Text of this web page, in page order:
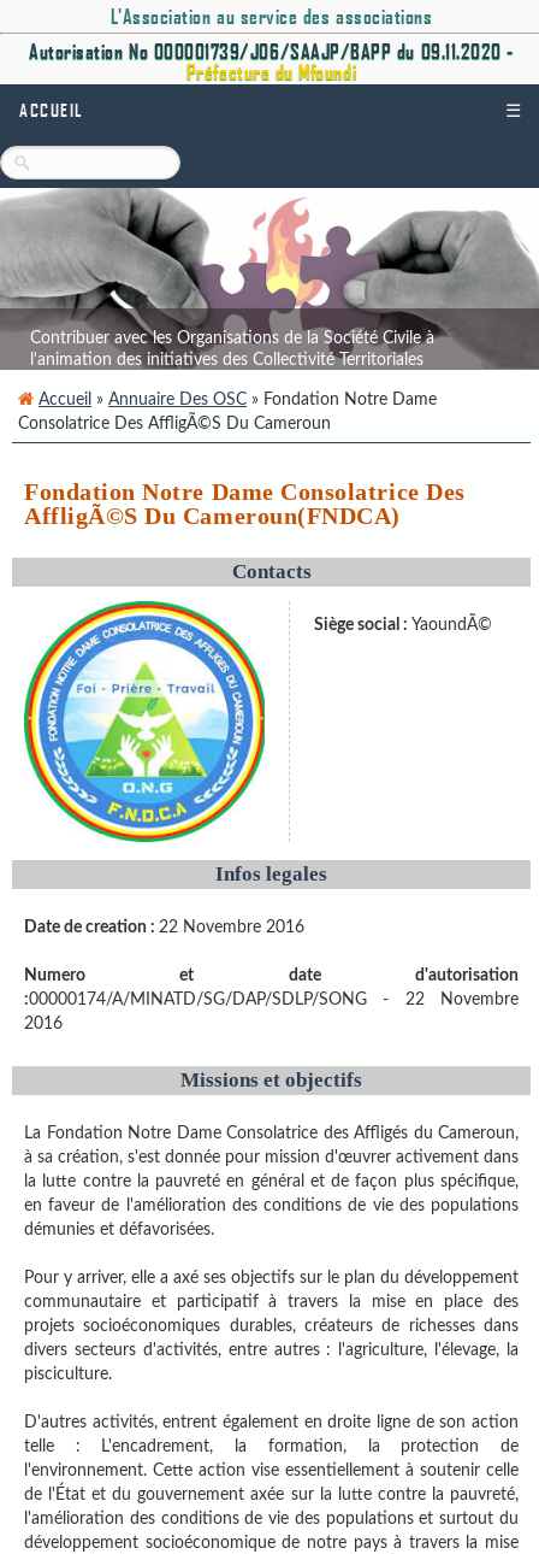
L'Association au service des associations
Autorisation No 000001739/J06/SAAJP/BAPP du 09.11.2020 -
Préfecture du Mfoundi
ACCUEIL ☰
Contribuer avec les Organisations de la Société Civile à
l'animation des initiatives des Collectivité Territoriales
Accueil » Annuaire Des OSC » Fondation Notre Dame
Consolatrice Des AffligÃ©s Du Cameroun
Fondation Notre Dame Consolatrice Des
AffligÃ©s Du Cameroun(FNDCA)
Contacts
Siège social : YaoundÃ©
Infos legales
Date de creation : 22 Novembre 2016
Numero et date d'autorisation
:00000174/A/MINATD/SG/DAP/SDLP/SONG - 22 Novembre
2016
Missions et objectifs
La Fondation Notre Dame Consolatrice des Affligés du Cameroun,
à sa création, s'est donnée pour mission d'œuvrer activement dans
la lutte contre la pauvreté en général et de façon plus spécifique,
en faveur de l'amélioration des conditions de vie des populations
démunies et défavorisées.
Pour y arriver, elle a axé ses objectifs sur le plan du développement
communautaire et participatif à travers la mise en place des
projets socioéconomiques durables, créateurs de richesses dans
divers secteurs d'activités, entre autres : l'agriculture, l'élevage, la
pisciculture.
D'autres activités, entrent également en droite ligne de son action
telle : L'encadrement, la formation, la protection de
l'environnement. Cette action vise essentiellement à soutenir celle
de l'État et du gouvernement axée sur la lutte contre la pauvreté,
l'amélioration des conditions de vie des populations et surtout du
développement socioéconomique de notre pays à travers la mise